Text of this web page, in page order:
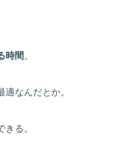
時間。
なんだとか。
る。